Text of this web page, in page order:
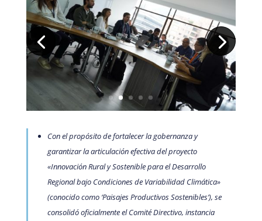
Con el propósito de fortalecer la gobernanza y
garantizar la articulación efectiva del proyecto
«Innovación Rural y Sostenible para el Desarrollo
Regional bajo Condiciones de Variabilidad Climática»
(conocido como ‘Paisajes Productivos Sostenibles’), se
consolidó oficialmente el Comité Directivo, instancia